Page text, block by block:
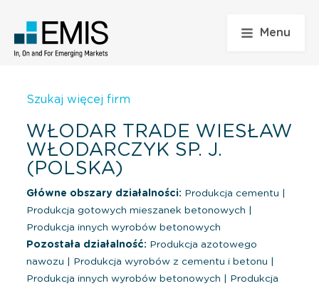
Menu
Szukaj więcej firm
WŁODAR TRADE WIESŁAW
WŁODARCZYK SP. J.
(POLSKA)
Główne obszary działalności: Produkcja cementu
Produkcja gotowych mieszanek betonowych
Produkcja innych wyrobów betonowych
Pozostała działalność: Produkcja azotowego
nawozu
Produkcja wyrobów z cementu i betonu
Produkcja innych wyrobów betonowych
Produkcja